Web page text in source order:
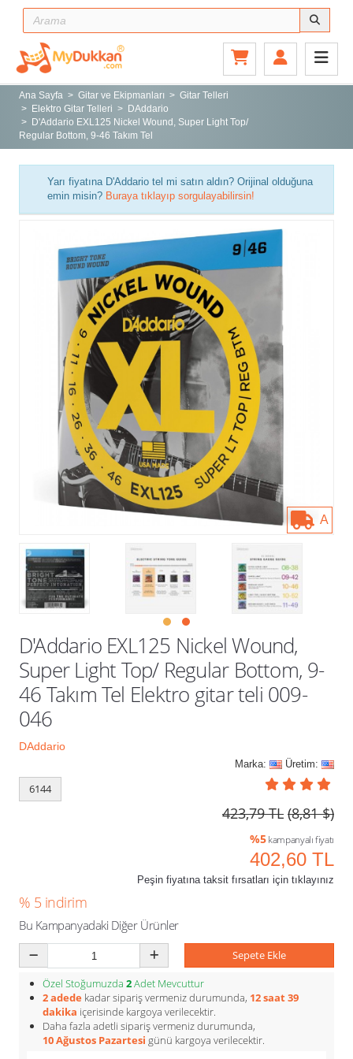
Ana Sayfa
Gitar ve Ekipmanları
Sahne ve Stüdyo
Aksesuarlar
Tuşlu Çalgılar
Vurmalı Çalgılar
Nefesli Çalgılar
Türk Müziği Enstrümanları
Yeni Gelenler
Kampanyalar
Ana Sayfa Gitar ve Ekipmanları
Gitar Telleri
Elektro Gitar Telleri
DAddario
D'Addario EXL125 Nickel Wound, Super Light Top/
Regular Bottom, 9-46 Takım Tel
Yarı fiyatına D'Addario tel mi satın aldın? Orijinal olduğuna
emin misin? Buraya tıklayıp sorgulayabilirsin!
A
D'Addario EXL125 Nickel Wound,
Super Light Top/ Regular Bottom, 9-
46 Takım Tel Elektro gitar teli 009-
046
DAddario
Marka: Üretim:
6144
423,79 TL (8,81 $)
%5kampanyalı fiyatı
402,60 TL
Peşin fiyatına taksit fırsatları için tıklayınız
% 5 indirim
Bu Kampanyadaki Diğer Ürünler
Sepete Ekle
Özel Stoğumuzda 2Adet Mevcuttur
2 adede kadar sipariş vermeniz durumunda, 12 saat 39
dakika içerisinde kargoya verilecektir.
Daha fazla adetli sipariş vermeniz durumunda,
10 Ağustos Pazartesi günü kargoya verilecektir.